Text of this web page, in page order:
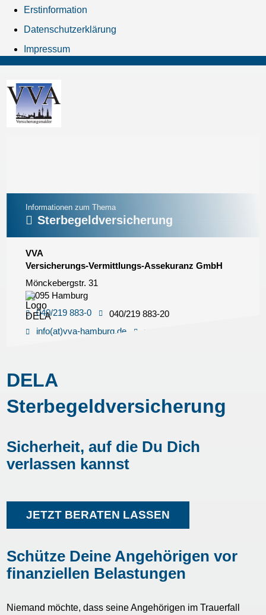
Erstinformation
Datenschutzerklärung
Impressum
Informationen zum Thema
Sterbegeldversicherung
VVA
Versicherungs-Vermittlungs-Assekuranz GmbH
Mönckebergstr. 31
20095 Hamburg
040/219 883-0
040/219 883-20
info(at)vva-hamburg.de
www.vva-hamburg.de
DELA
Sterbegeldversicherung
Sicherheit, auf die Du Dich
verlassen kannst
JETZT BERATEN LASSEN
Schütze Deine Angehörigen vor
finanziellen Belastungen
Niemand möchte, dass seine Angehörigen im Trauerfall